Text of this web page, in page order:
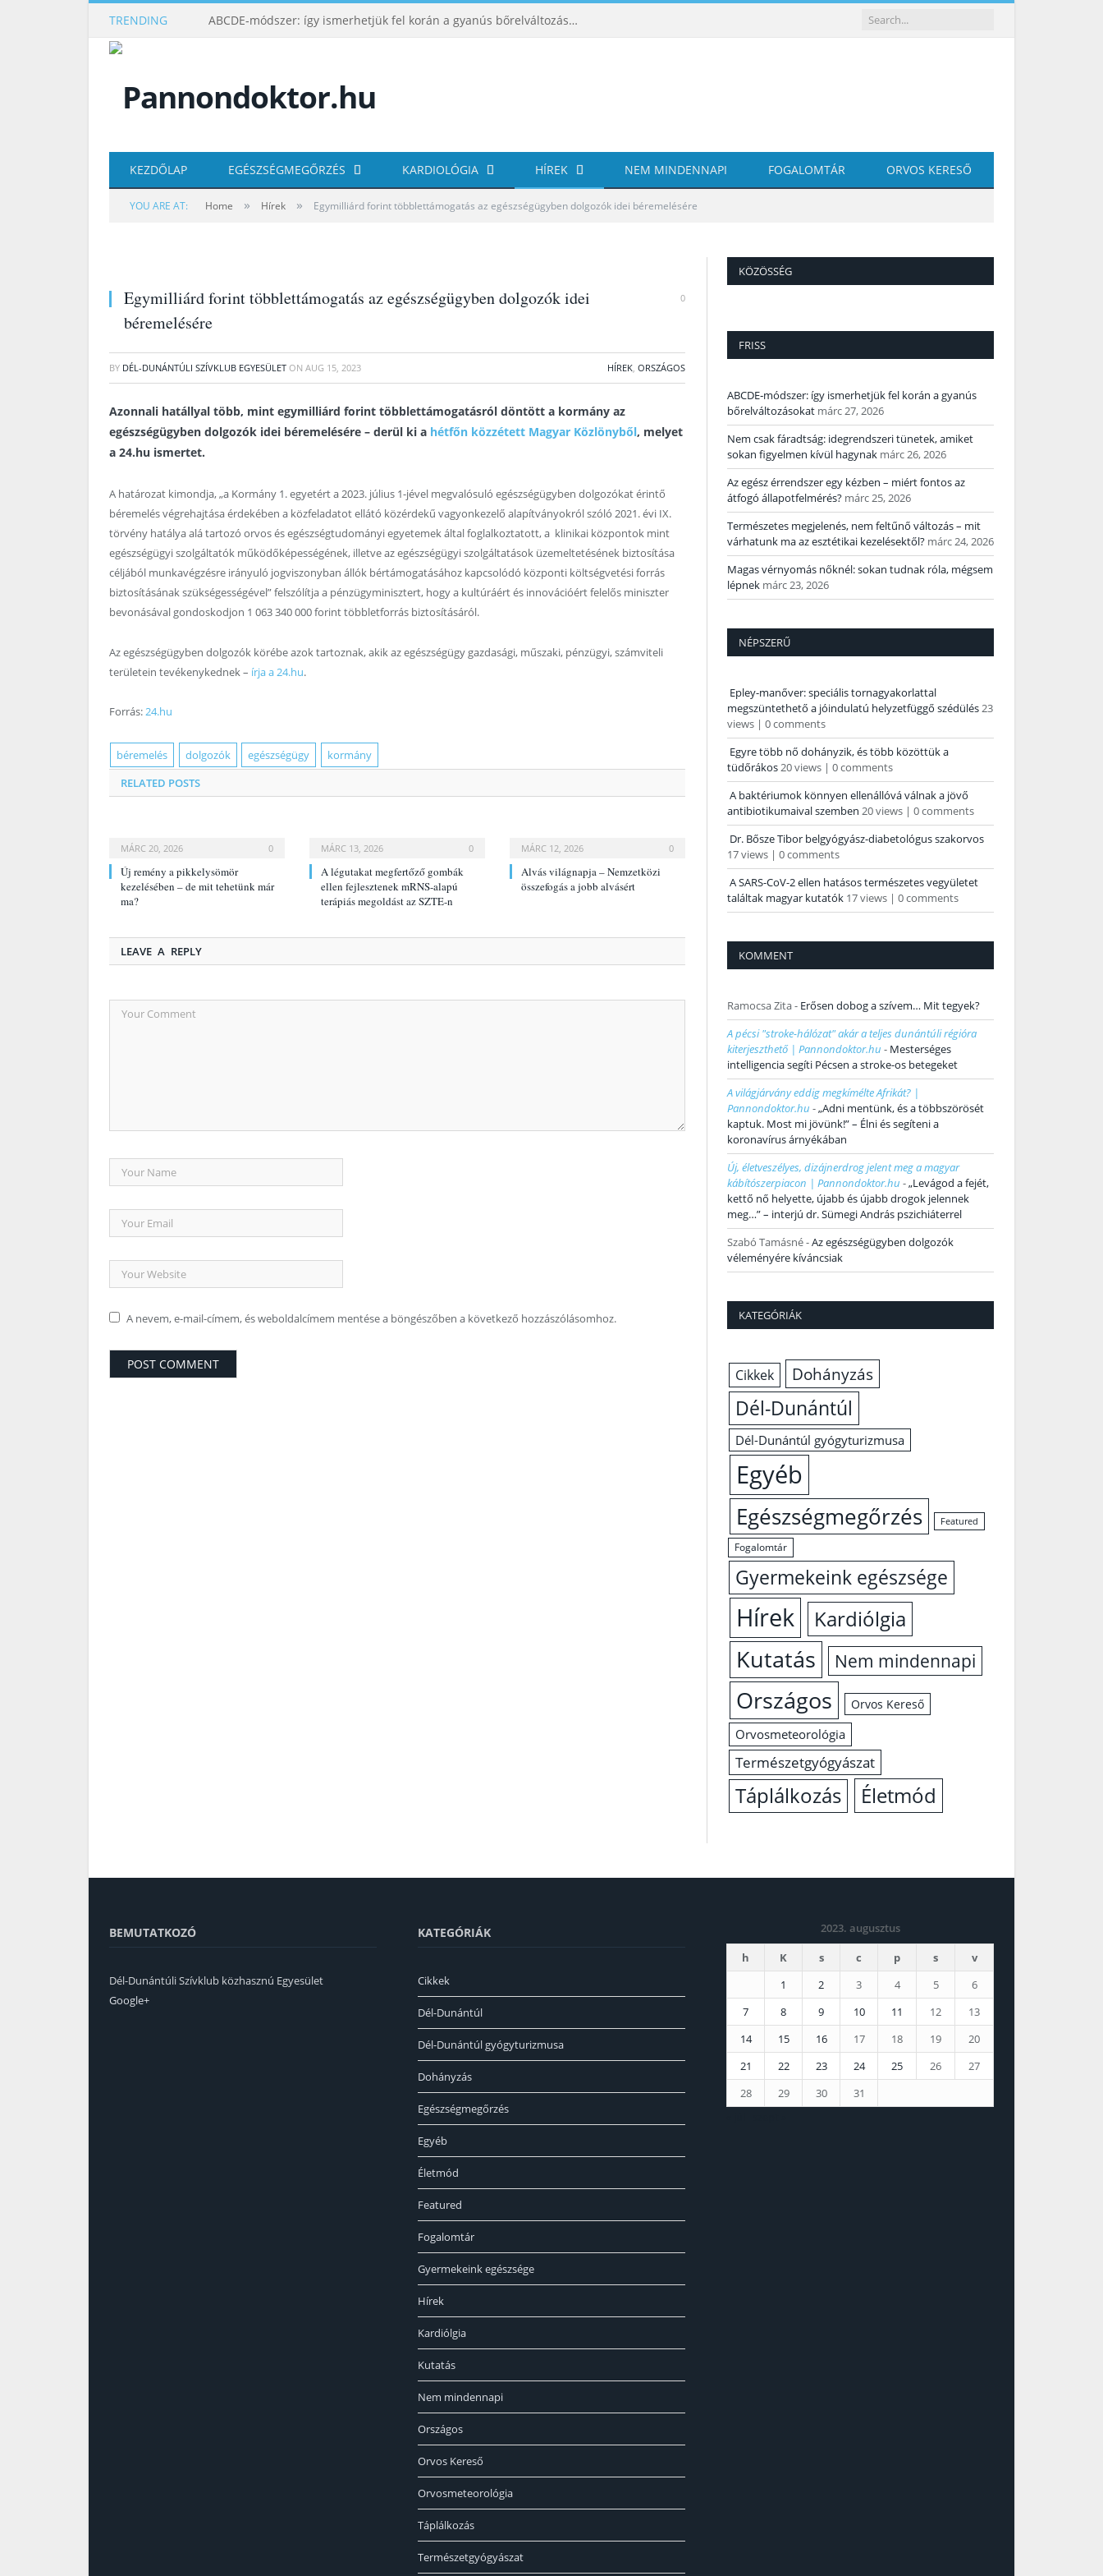
TRENDING ABCDE‑módszer: így ismerhetjük fel korán a gyanús bőrelváltozásokat
KEZDŐLAP EGÉSZSÉGMEGŐRZÉS KARDIOLÓGIA HÍREK NEM MINDENNAPI FOGALOMTÁR ORVOS KERESŐ
YOU ARE AT: Home » Hírek » Egymilliárd forint többlettámogatás az egészségügyben dolgozók idei béremelésére
Egymilliárd forint többlettámogatás az egészségügyben dolgozók idei
béremelésére
0
BY DÉL-DUNÁNTÚLI SZÍVKLUB EGYESÜLET ON AUG 15, 2023 HÍREK, ORSZÁGOS
Azonnali hatállyal több, mint egymilliárd forint többlettámogatásról döntött a kormány az
egészségügyben dolgozók idei béremelésére – derül ki a hétfőn közzétett Magyar Közlönyből, melyet
a 24.hu ismertet.
A határozat kimondja, „a Kormány 1. egyetért a 2023. július 1-jével megvalósuló egészségügyben dolgozókat érintő
béremelés végrehajtása érdekében a közfeladatot ellátó közérdekű vagyonkezelő alapítványokról szóló 2021. évi IX.
törvény hatálya alá tartozó orvos és egészségtudományi egyetemek által foglalkoztatott, a klinikai központok mint
egészségügyi szolgáltatók működőképességének, illetve az egészségügyi szolgáltatások üzemeltetésének biztosítása
céljából munkavégzésre irányuló jogviszonyban állók bértámogatásához kapcsolódó központi költségvetési forrás
biztosításának szükségességével”felszólítja a pénzügyminisztert, hogy a kultúráért és innovációért felelős miniszter
bevonásával gondoskodjon 1 063 340 000 forint többletforrás biztosításáról.
Az egészségügyben dolgozók körébe azok tartoznak, akik az egészségügy gazdasági, műszaki, pénzügyi, számviteli
területein tevékenykednek – írja a 24.hu.
Forrás:24.hu
béremelés dolgozók egészségügy
kormány
RELATED POSTS
MÁRC 20, 2026 0
Új remény a pikkelysömör
kezelésében – de mit tehetünk már
ma?
MÁRC 13, 2026 0
A légutakat megfertőző gombák
ellen fejlesztenek mRNS-alapú
terápiás megoldást az SZTE-n
MÁRC 12, 2026 0
Alvás világnapja – Nemzetközi
összefogás a jobb alvásért
LEAVE A REPLY
A nevem, e-mail-címem, és weboldalcímem mentése a böngészőben a következő hozzászólásomhoz.
KÖZÖSSÉG
FRISS
ABCDE‑módszer: így ismerhetjük fel korán a gyanús
bőrelváltozásokat márc 27, 2026
Nem csak fáradtság: idegrendszeri tünetek, amiket
sokan figyelmen kívül hagynak márc 26, 2026
Az egész érrendszer egy kézben – miért fontos az
átfogó állapotfelmérés? márc 25, 2026
Természetes megjelenés, nem feltűnő változás – mit
várhatunk ma az esztétikai kezelésektől? márc 24, 2026
Magas vérnyomás nőknél: sokan tudnak róla, mégsem
lépnek márc 23, 2026
NÉPSZERŰ
Epley-manőver: speciális tornagyakorlattal
megszüntethető a jóindulatú helyzetfüggő szédülés23
views | 0 comments
Egyre több nő dohányzik, és több közöttük a
tüdőrákos20 views | 0 comments
A baktériumok könnyen ellenállóvá válnak a jövő
antibiotikumaival szemben 20 views | 0 comments
Dr. Bősze Tibor belgyógyász-diabetológus szakorvos
17 views | 0 comments
A SARS-CoV-2 ellen hatásos természetes vegyületet
találtak magyar kutatók 17 views | 0 comments
KOMMENT
Ramocsa Zita- Erősen dobog a szívem… Mit tegyek?
A pécsi "stroke-hálózat" akár a teljes dunántúli régióra
kiterjeszthető | Pannondoktor.hu - Mesterséges
intelligencia segíti Pécsen a stroke-os betegeket
A világjárvány eddig megkímélte Afrikát? |
Pannondoktor.hu -„Adni mentünk, és a többszörösét
kaptuk. Most mi jövünk!” – Élni és segíteni a
koronavírus árnyékában
Új, életveszélyes, dizájnerdrog jelent meg a magyar
kábítószerpiacon | Pannondoktor.hu -„Levágod a fejét,
kettő nő helyette, újabb és újabb drogok jelennek
meg…” – interjú dr. Sümegi András pszichiáterrel
Szabó Tamásné-Az egészségügyben dolgozók
véleményére kíváncsiak
KATEGÓRIÁK
Cikkek Dohányzás
Dél-Dunántúl
Dél-Dunántúl gyógyturizmusa
Egyéb
Egészségmegőrzés Featured
Fogalomtár
Gyermekeink egészsége
Hírek Kardiólgia
Kutatás Nem mindennapi
Országos Orvos Kereső
Orvosmeteorológia
Természetgyógyászat
Táplálkozás Életmód
BEMUTATKOZÓ
Dél-Dunántúli Szívklub közhasznú Egyesület
Google+
KATEGÓRIÁK
Cikkek
Dél-Dunántúl
Dél-Dunántúl gyógyturizmusa
Dohányzás
Egészségmegőrzés
Egyéb
Életmód
Featured
Fogalomtár
Gyermekeink egészsége
Hírek
Kardiólgia
Kutatás
Nem mindennapi
Országos
Orvos Kereső
Orvosmeteorológia
Táplálkozás
Természetgyógyászat
2023. augusztus
h
K s c p s
v
1
2 3 4 5
6
7
8 9 10 11 12
13
14
15 16 17 18 19
20
21
22 23 24 25 26
27
28
29 30
31